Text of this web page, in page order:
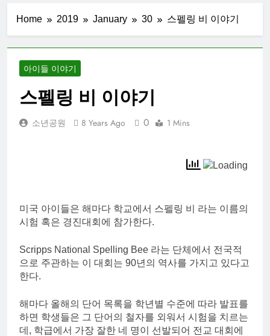
Home 2019 January 30 스펠링 비 이야기
아이들 이야기
스펠링 비 이야기
소년공원 8 Years Ago 0 1 Mins
미국 아이들은 해마다 학교에서 스펠링 비 라는 이름의
시험 혹은 경진대회에 참가한다.
Scripps National Spelling Bee 라는 단체에서 전국적
으로 주관하는 이 대회는 90년의 역사를 가지고 있다고
한다.
해마다 올해의 단어 목록을 학년별 수준에 따라 발표를
하면 학생들은 그 단어의 철자를 외워서 시험을 치르는
데, 학급에서 가장 잘한 네 명이 선발되어 전교 대회에